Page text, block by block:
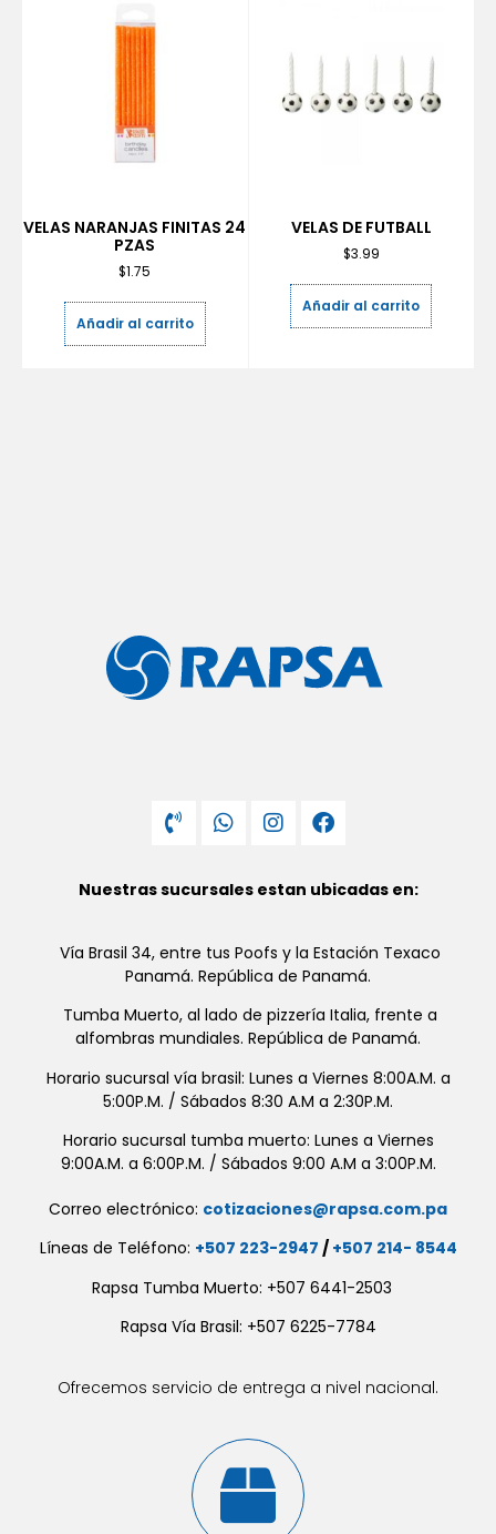
VELAS NARANJAS FINITAS 24
PZAS
$1.75
Añadir al carrito
VELAS DE FUTBALL
$3.99
Añadir al carrito
Nuestras sucursales estan ubicadas en:
Vía Brasil 34, entre tus Poofs y la Estación Texaco
Panamá. República de Panamá.
Tumba Muerto, al lado de pizzería Italia, frente a
alfombras mundiales. República de Panamá.
Horario sucursal vía brasil: Lunes a Viernes 8:00A.M. a
5:00P.M. / Sábados 8:30 A.M a 2:30P.M.
Horario sucursal tumba muerto: Lunes a Viernes
9:00A.M. a 6:00P.M. / Sábados 9:00 A.M a 3:00P.M.
Correo electrónico: cotizaciones@rapsa.com.pa
Líneas de Teléfono: +507 223-2947 / +507 214- 8544
Rapsa Tumba Muerto: +507 6441-2503
Rapsa Vía Brasil: +507 6225-7784
Ofrecemos servicio de entrega a nivel nacional.